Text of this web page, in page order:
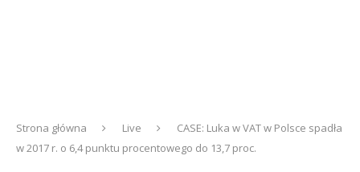
Strona główna Live
CASE: Luka w VAT w Polsce spadła
w 2017 r. o 6,4 punktu procentowego do 13,7 proc.